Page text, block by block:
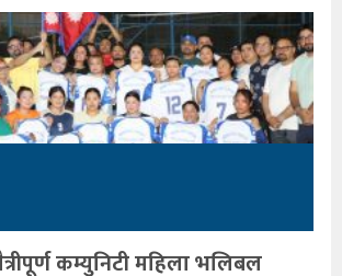
कम्युनिटी महिला भलिबल